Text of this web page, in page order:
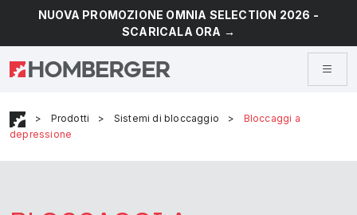
NUOVA PROMOZIONE OMNIA SELECTION 2026 -
SCARICALA ORA →
> Prodotti > Sistemi di bloccaggio >
Bloccaggi a
depressione